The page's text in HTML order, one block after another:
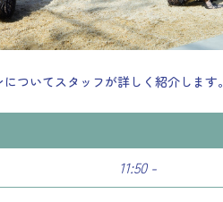
ついてスタッフが詳しく紹介します。
11:50 -